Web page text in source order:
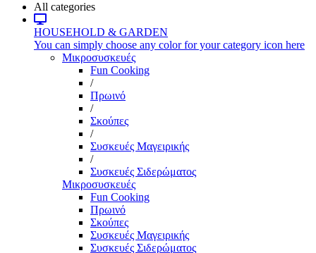
All categories
HOUSEHOLD & GARDEN
You can simply choose any color for your category icon here
Μικροσυσκευές
Fun Cooking
/
Πρωινό
/
Σκούπες
/
Συσκευές Μαγειρικής
/
Συσκευές Σιδερώματος
Μικροσυσκευές
Fun Cooking
Πρωινό
Σκούπες
Συσκευές Μαγειρικής
Συσκευές Σιδερώματος